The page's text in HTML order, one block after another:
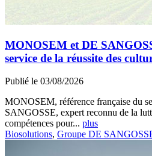
MONOSEM et DE
service de la réussite des
Publié le 03/08/2026
MONOSEM, référence française du
SANGOSSE, expert reconnu de la
compétences pour... plus
Biosolutions, Groupe DE